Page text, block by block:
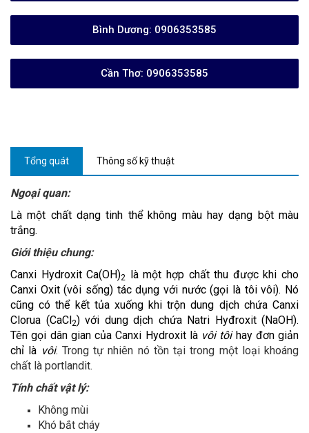
Bình Dương: 0906353585
Cần Thơ: 0906353585
Tổng quát Thông số kỹ thuật
Ngoại quan:
Là một chất dạng tinh thể không màu hay dạng bột màu
trắng.
Giới thiệu chung:
Canxi Hydroxit Ca(OH)2
là một hợp chất thu được khi cho
Canxi Oxit (vôi sống) tác dụng với nước (gọi là tôi vôi). Nó
cũng có thể kết tủa xuống khi trộn dung dịch chứa Canxi
Clorua (CaCl 2) với dung dịch chứa Natri Hyđroxit ( NaOH).
Tên gọi dân gian của Canxi Hydroxit là vôi tôihay đơn giản
chỉ là vôi. Trong tự nhiên nó tồn tại trong một loại khoáng
chất là portlandit.
Tính chất vật lý:
Không mùi
Khó bắt cháy